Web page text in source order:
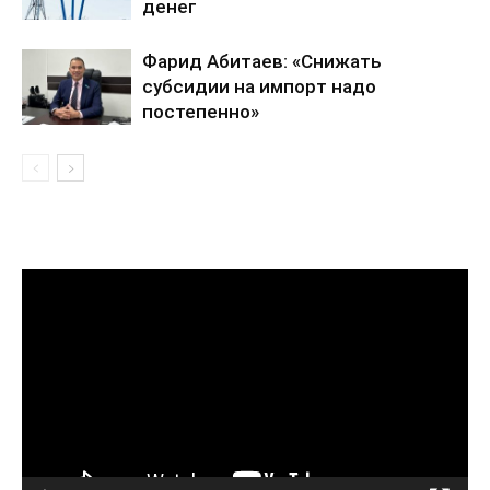
денег
Фарид Абитаев: «Снижать
субсидии на импорт надо
постепенно»